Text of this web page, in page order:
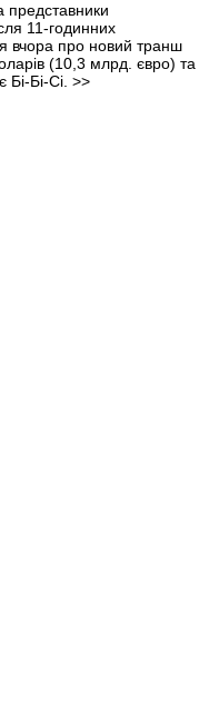
представники
11-годинних
вчора про новий транш
(10,3 млрд. євро) та
Бі-Бі-Сі. >>